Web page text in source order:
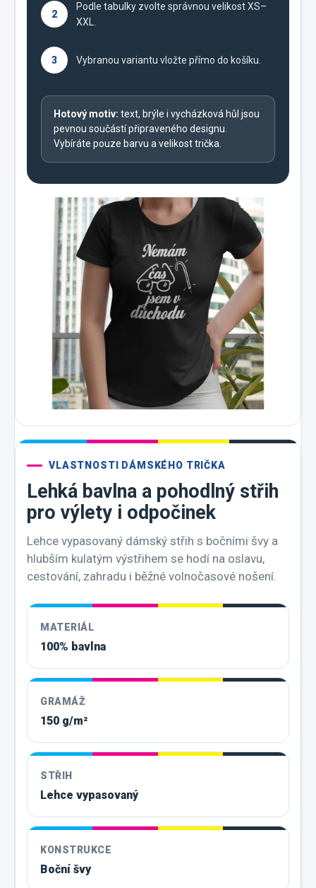
2
Podle tabulky zvolte správnou velikost XS–
XXL.
3 Vybranou variantu vložte přímo do košíku.
Hotový motiv: text, brýle i vycházková hůl jsou
pevnou součástí připraveného designu.
Vybíráte pouze barvu a velikost trička.
VLASTNOSTI DÁMSKÉHO TRIČKA
Lehká bavlna a pohodlný střih
pro výlety i odpočinek
Lehce vypasovaný dámský střih s bočními švy a
hlubším kulatým výstřihem se hodí na oslavu,
cestování, zahradu i běžné volnočasové nošení.
MATERIÁL
100% bavlna
GRAMÁŽ
150 g/m²
STŘIH
Lehce vypasovaný
KONSTRUKCE
Boční švy